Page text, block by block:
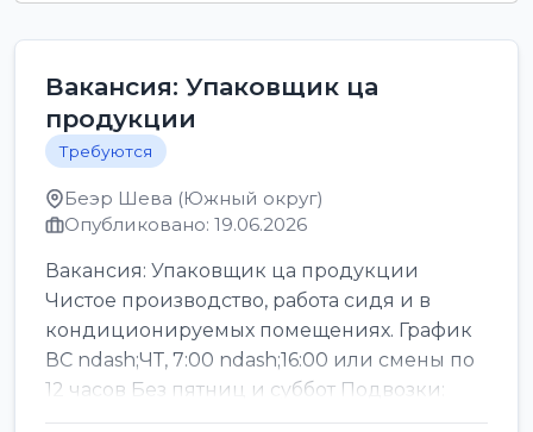
Вакансия: Упаковщик ца
продукции
Требуются
Беэр Шева (Южный округ)
Опубликовано: 19.06.2026
Вакансия: Упаковщик ца продукции
Чистое производство, работа сидя и в
кондиционируемых помещениях. График
ВС ndash;ЧТ, 7:00 ndash;16:00 или смены по
12 часов Без пятниц и суббот Подвозки:
Офаким, Нети...